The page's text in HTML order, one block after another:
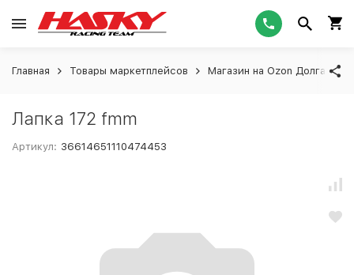
Главная Товары маркетплейсов Магазин на Ozon Долгашева
Лапка 172 fmm
Артикул: 36614651110474453